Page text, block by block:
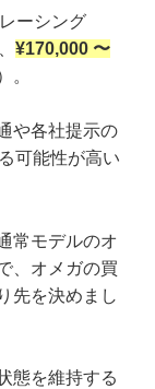
ーシング
¥170,000 〜
。
や各社提示の
可能性が高い
常モデルのオ
、オメガの買
先を決めまし
態を維持する